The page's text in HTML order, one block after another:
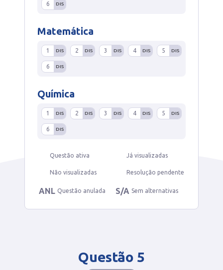
6 DIS
Matemática
1 DIS 2 DIS 3 DIS 4 DIS 5 DIS
6 DIS
Química
1 DIS 2 DIS 3 DIS 4 DIS 5 DIS
6 DIS
Questão ativa Já visualizadas
Não visualizadas Resolução pendente
ANL Questão anulada S/A Sem alternativas
Questão 5